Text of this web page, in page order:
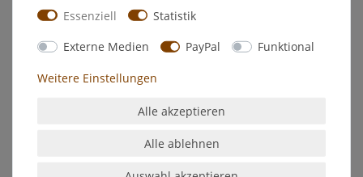
Von Natur aus aromatischer Früchtetee. Mit seinem
angenehm fruchtig säuerlichen Geschmack ist der Tee ein
hervorragender Durstlöscher an warmen und kalten Tagen.
Zutaten:
Hagebuttenschalen ohne Samen
Pro Tasse 2 Teelöffel Hagebuttenschalen
Essenziell
Statistik
Externe Medien PayPal Funktional
Weitere Einstellungen
Alle akzeptieren
Alle ablehnen